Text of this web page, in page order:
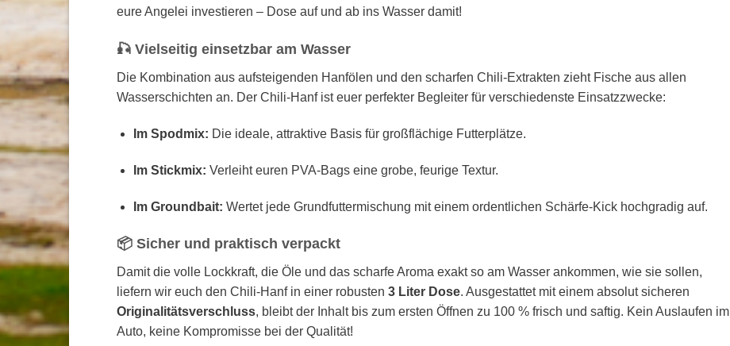
eure Angelei investieren – Dose auf und ab ins Wasser damit!
🎣 Vielseitig einsetzbar am Wasser
Die Kombination aus aufsteigenden Hanfölen und den scharfen Chili-Extrakten zieht Fische aus allen
Wasserschichten an. Der Chili-Hanf ist euer perfekter Begleiter für verschiedenste Einsatzzwecke:
Im Spodmix: Die ideale, attraktive Basis für großflächige Futterplätze.
Im Stickmix: Verleiht euren PVA-Bags eine grobe, feurige Textur.
Im Groundbait: Wertet jede Grundfuttermischung mit einem ordentlichen Schärfe-Kick hochgradig auf.
📦 Sicher und praktisch verpackt
Damit die volle Lockkraft, die Öle und das scharfe Aroma exakt so am Wasser ankommen, wie sie sollen,
liefern wir euch den Chili-Hanf in einer robusten 3 Liter Dose. Ausgestattet mit einem absolut sicheren
Originalitätsverschluss, bleibt der Inhalt bis zum ersten Öffnen zu 100 % frisch und saftig. Kein Auslaufen im
Auto, keine Kompromisse bei der Qualität!